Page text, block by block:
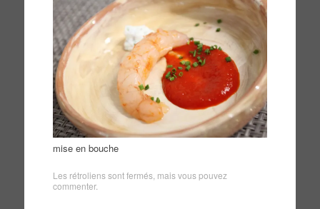
mise en bouche
Les rétroliens sont fermés, mais vous pouvez
commenter.